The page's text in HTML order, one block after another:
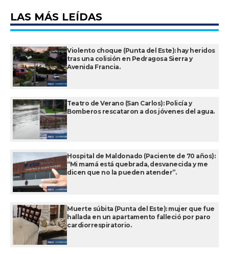
LAS MÁS LEÍDAS
Violento choque (Punta del Este): hay heridos
tras una colisión en Pedragosa Sierra y
Avenida Francia.
Teatro de Verano (San Carlos): Policía y
Bomberos rescataron a dos jóvenes del agua.
Hospital de Maldonado (Paciente de 70 años):
“Mi mamá está quebrada, desvanecida y me
dicen que no la pueden atender”.
Muerte súbita (Punta del Este): mujer que fue
hallada en un apartamento falleció por paro
cardiorrespiratorio.